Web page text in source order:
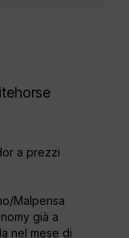
a prezzi
Malpensa
già a
nel mese di